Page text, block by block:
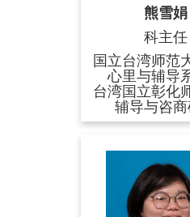
熊雪娟
科主任
国立台湾师范
心里与辅导
台湾国立彰化
辅导与咨